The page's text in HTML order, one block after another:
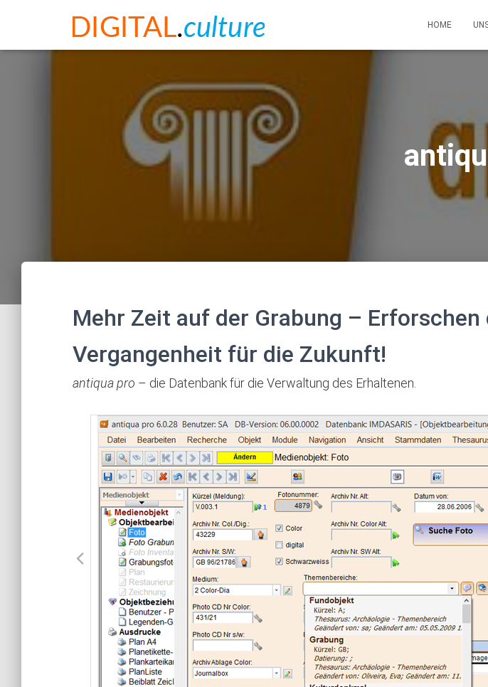
HOME
Mehr Zeit auf der Grabung – Erforschen
Vergangenheit für die Zukunft!
antiqua pro – die Datenbank für die Verwaltung des Erhaltenen.